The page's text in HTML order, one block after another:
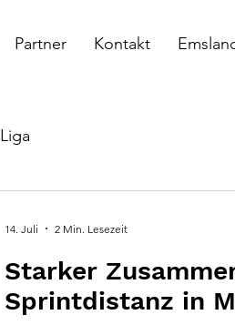
Partner Kontakt
Liga
Starker
Sprintdistanz in
14. Juli 2 Min. Lesezeit